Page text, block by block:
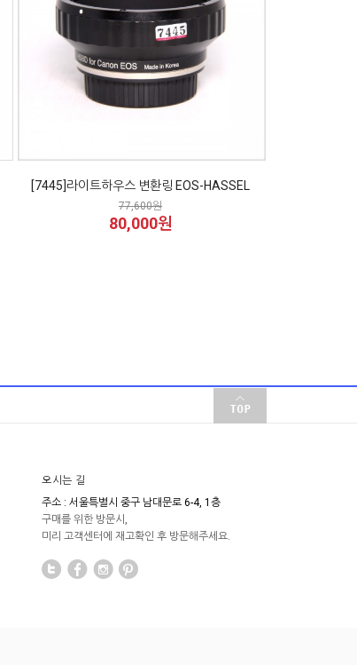
[7445]라이트하우스 변환링 EOS-HASSEL
77,600원
80,000원
오시는 길
주소 : 서울특별시 중구 남대문로 6-4, 1층
구매를 위한 방문시,
미리 고객센터에 재고확인 후 방문해주세요.